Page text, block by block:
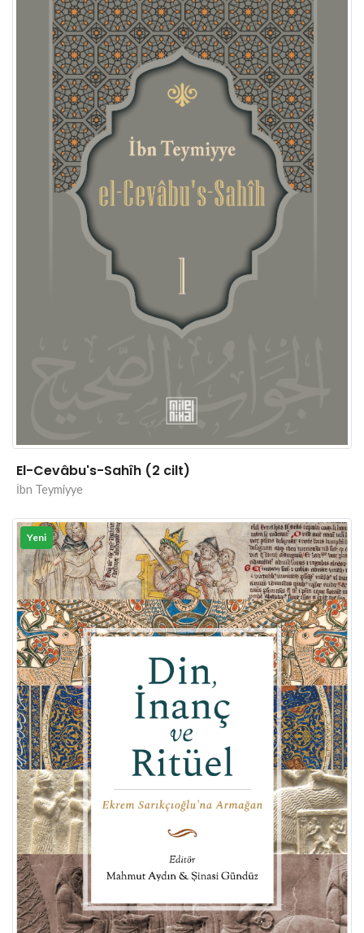
El-Cevâbu's-Sahîh (2 cilt)
İbn Teymiyye
Yeni